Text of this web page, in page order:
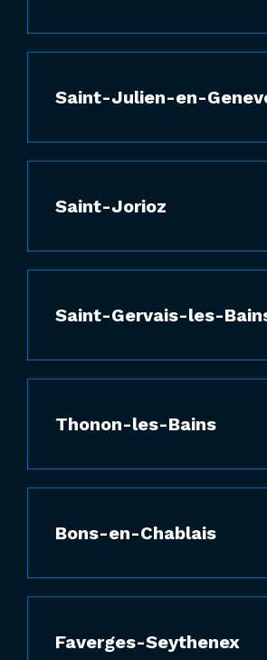
Saint-Julien-en-
Saint-Jorioz
Saint-Gervais-les-
Thonon-les-Bains
Bons-en-Chablais
Faverges-Seythenex